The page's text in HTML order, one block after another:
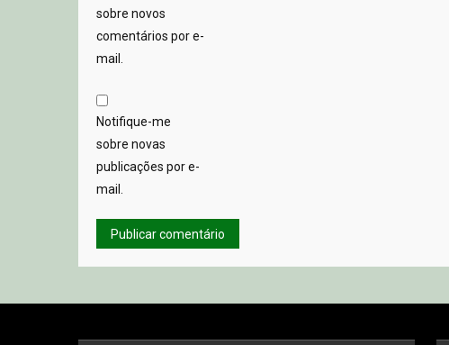
sobre novos
comentários por e-
mail.
Notifique-me
sobre novas
publicações por e-
mail.